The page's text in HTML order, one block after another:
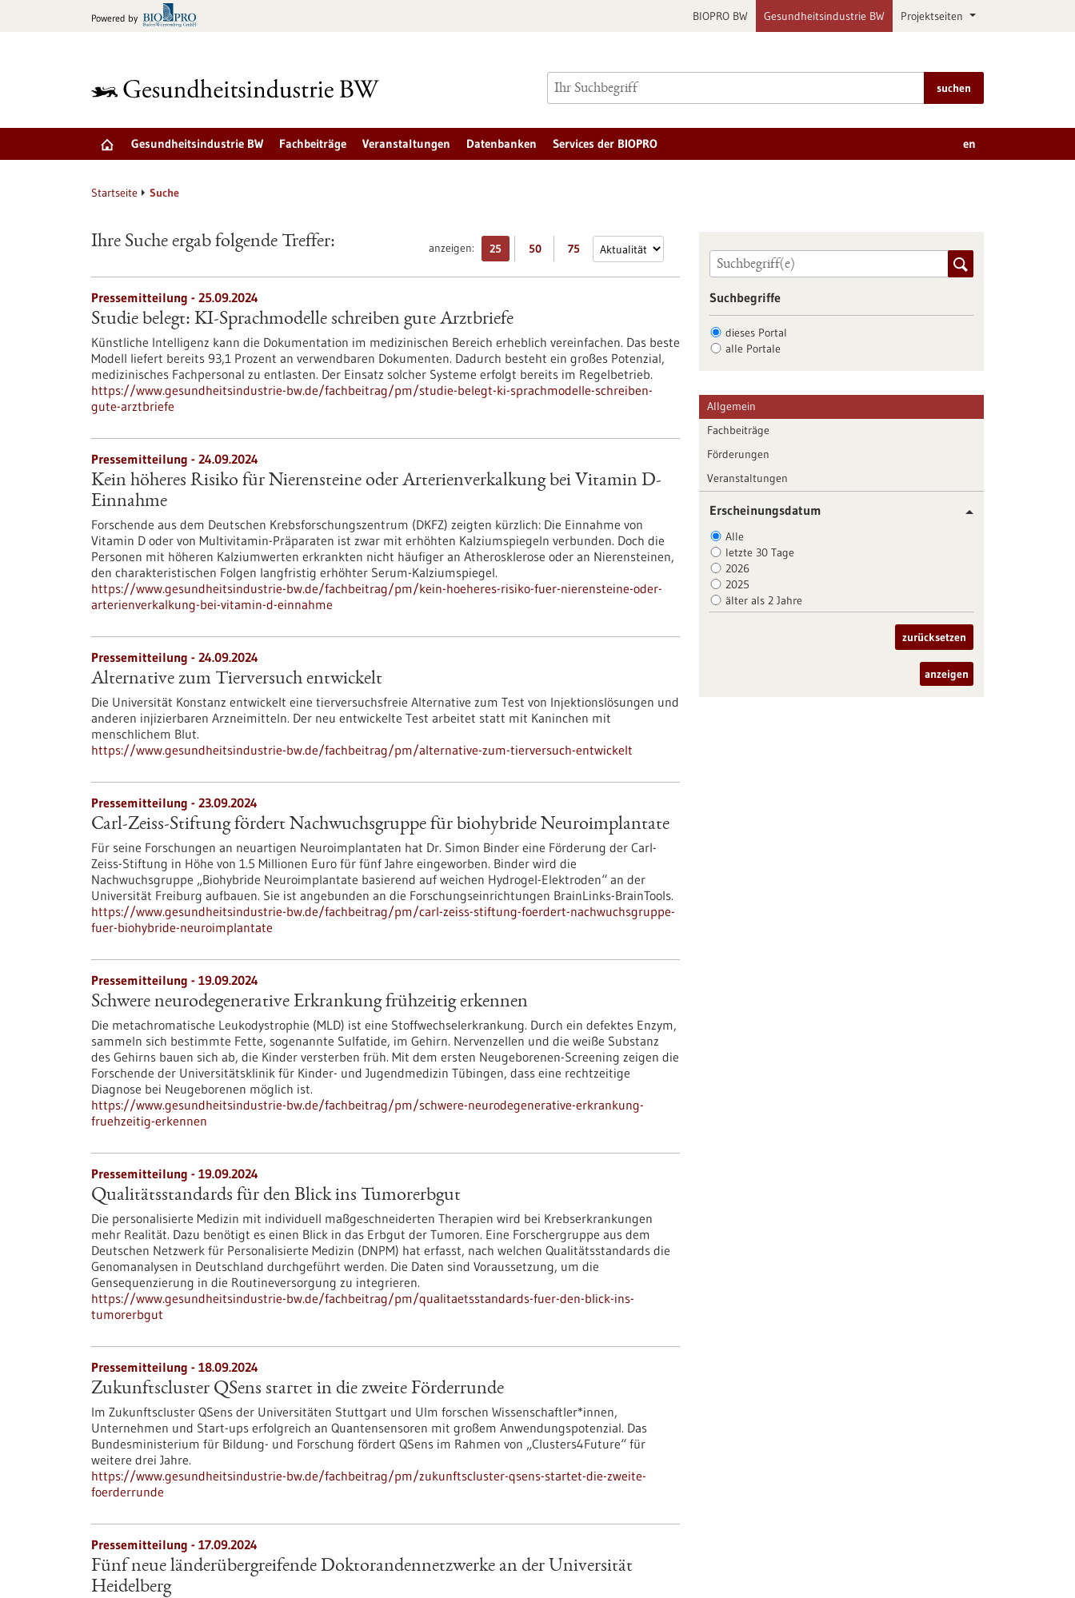
Powered by BIOPRO BW Gesundheitsindustrie BW Projektseiten
suchen
Gesundheitsindustrie BW Fachbeiträge Veranstaltungen Datenbanken Services der BIOPRO en
Startseite Suche
anzeigen: 25 50 75
Ihre Suche ergab folgende Treffer:
Pressemitteilung - 25.09.2024
Studie belegt: KI-Sprachmodelle schreiben gute Arztbriefe
Künstliche Intelligenz kann die Dokumentation im medizinischen Bereich erheblich vereinfachen. Das beste
Modell liefert bereits 93,1 Prozent an verwendbaren Dokumenten. Dadurch besteht ein großes Potenzial,
medizinisches Fachpersonal zu entlasten. Der Einsatz solcher Systeme erfolgt bereits im Regelbetrieb.
https://www.gesundheitsindustrie-bw.de/fachbeitrag/pm/studie-belegt-ki-sprachmodelle-schreiben-
gute-arztbriefe
Pressemitteilung - 24.09.2024
Kein höheres Risiko für Nierensteine oder Arterienverkalkung bei Vitamin D-
Einnahme
Forschende aus dem Deutschen Krebsforschungszentrum (DKFZ) zeigten kürzlich: Die Einnahme von
Vitamin D oder von Multivitamin-Präparaten ist zwar mit erhöhten Kalziumspiegeln verbunden. Doch die
Personen mit höheren Kalziumwerten erkrankten nicht häufiger an Atherosklerose oder an Nierensteinen,
den charakteristischen Folgen langfristig erhöhter Serum-Kalziumspiegel.
https://www.gesundheitsindustrie-bw.de/fachbeitrag/pm/kein-hoeheres-risiko-fuer-nierensteine-oder-
arterienverkalkung-bei-vitamin-d-einnahme
Pressemitteilung - 24.09.2024
Alternative zum Tierversuch entwickelt
Die Universität Konstanz entwickelt eine tierversuchsfreie Alternative zum Test von Injektionslösungen und
anderen injizierbaren Arzneimitteln. Der neu entwickelte Test arbeitet statt mit Kaninchen mit
menschlichem Blut.
https://www.gesundheitsindustrie-bw.de/fachbeitrag/pm/alternative-zum-tierversuch-entwickelt
Pressemitteilung - 23.09.2024
Carl-Zeiss-Stiftung fördert Nachwuchsgruppe für biohybride Neuroimplantate
Für seine Forschungen an neuartigen Neuroimplantaten hat Dr. Simon Binder eine Förderung der Carl-
Zeiss-Stiftung in Höhe von 1.5 Millionen Euro für fünf Jahre eingeworben. Binder wird die
Nachwuchsgruppe „Biohybride Neuroimplantate basierend auf weichen Hydrogel-Elektroden“ an der
Universität Freiburg aufbauen. Sie ist angebunden an die Forschungseinrichtungen BrainLinks-BrainTools.
https://www.gesundheitsindustrie-bw.de/fachbeitrag/pm/carl-zeiss-stiftung-foerdert-nachwuchsgruppe-
fuer-biohybride-neuroimplantate
Pressemitteilung - 19.09.2024
Schwere neurodegenerative Erkrankung frühzeitig erkennen
Die metachromatische Leukodystrophie (MLD) ist eine Stoffwechselerkrankung. Durch ein defektes Enzym,
sammeln sich bestimmte Fette, sogenannte Sulfatide, im Gehirn. Nervenzellen und die weiße Substanz
des Gehirns bauen sich ab, die Kinder versterben früh. Mit dem ersten Neugeborenen-Screening zeigen die
Forschende der Universitätsklinik für Kinder- und Jugendmedizin Tübingen, dass eine rechtzeitige
Diagnose bei Neugeborenen möglich ist.
https://www.gesundheitsindustrie-bw.de/fachbeitrag/pm/schwere-neurodegenerative-erkrankung-
fruehzeitig-erkennen
Pressemitteilung - 19.09.2024
Qualitätsstandards für den Blick ins Tumorerbgut
Die personalisierte Medizin mit individuell maßgeschneiderten Therapien wird bei Krebserkrankungen
mehr Realität. Dazu benötigt es einen Blick in das Erbgut der Tumoren. Eine Forschergruppe aus dem
Deutschen Netzwerk für Personalisierte Medizin (DNPM) hat erfasst, nach welchen Qualitätsstandards die
Genomanalysen in Deutschland durchgeführt werden. Die Daten sind Voraussetzung, um die
Gensequenzierung in die Routineversorgung zu integrieren.
https://www.gesundheitsindustrie-bw.de/fachbeitrag/pm/qualitaetsstandards-fuer-den-blick-ins-
tumorerbgut
Pressemitteilung - 18.09.2024
Zukunftscluster QSens startet in die zweite Förderrunde
Im Zukunftscluster QSens der Universitäten Stuttgart und Ulm forschen Wissenschaftler*innen,
Unternehmen und Start-ups erfolgreich an Quantensensoren mit großem Anwendungspotenzial. Das
Bundesministerium für Bildung- und Forschung fördert QSens im Rahmen von „Clusters4Future“ für
weitere drei Jahre.
https://www.gesundheitsindustrie-bw.de/fachbeitrag/pm/zukunftscluster-qsens-startet-die-zweite-
foerderrunde
Pressemitteilung - 17.09.2024
Fünf neue länderübergreifende Doktorandennetzwerke an der Universität
Heidelberg
Suchbegriffe
dieses Portal
alle Portale
Allgemein
Fachbeiträge
Förderungen
Veranstaltungen
Erscheinungsdatum
Alle
letzte 30 Tage
2026
2025
älter als 2 Jahre
zurücksetzen
anzeigen